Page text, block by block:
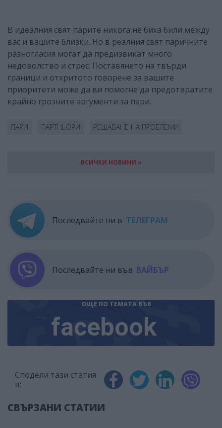
В идеалния свят парите никога не биха били между
вас и вашите близки. Но в реалния свят паричните
разногласия могат да предизвикат много
недоволство и стрес. Поставянето на твърди
граници и откритото говорене за вашите
приоритети може да ви помогне да предотвратите
крайно грозните аргументи за пари.
ПАРИ ПАРТНЬОРИ РЕШАВАНЕ НА ПРОБЛЕМИ
ВСИЧКИ НОВИНИ »
Последвайте ни в ТЕЛЕГРАМ
Последвайте ни във ВАЙБЪР
ОЩЕ ПО ТЕМАТА ВЪВ
facebook
Сподели тази статия
в:
СВЪРЗАНИ СТАТИИ